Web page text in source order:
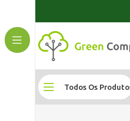
Todos Os